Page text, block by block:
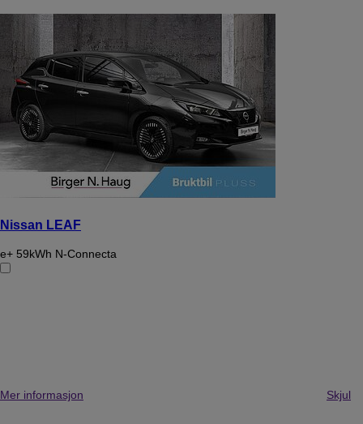
Nissan LEAF
e+ 59kWh N-Connecta
Mer informasjon Skjul